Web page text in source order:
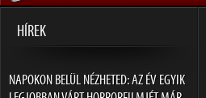
HÍREK
NAPOKON BELÜL NÉZHETED: AZ ÉV EGYIK